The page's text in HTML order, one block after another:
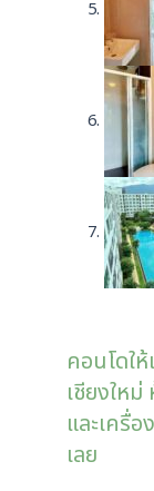
คอนโดใ
เชียงให
และเครื่
เลย